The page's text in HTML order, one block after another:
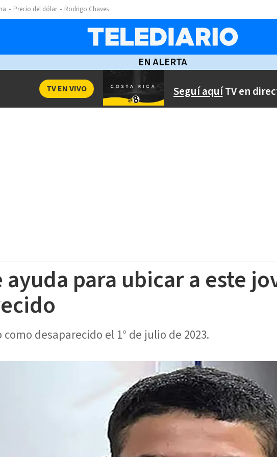
Precio del dólar Rodrigo Chaves
EN ALERTA
Seguí aquíTV en
TV EN VIVO
ayuda para ubicar a este
desaparecido el 1° de julio de 2023.